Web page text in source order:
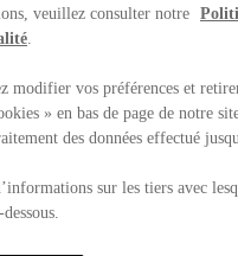
veuillez consulter notre
.
modifier vos préférences et
» en bas de page de notre
des données effectué
sur les tiers avec